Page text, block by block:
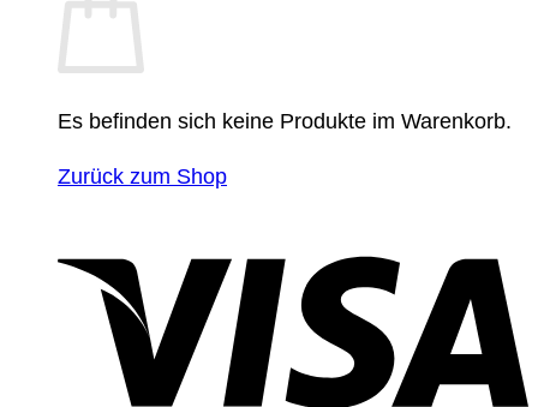
Es befinden sich keine Produkte im Warenkorb.
Zurück zum Shop